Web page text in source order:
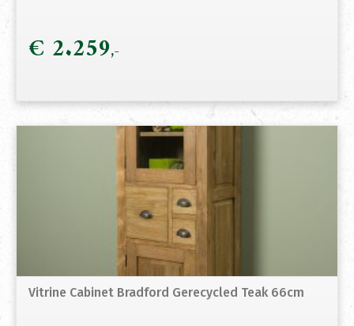
€ 2.259
Vitrine Cabinet Bradford Gerecycled Teak 66cm